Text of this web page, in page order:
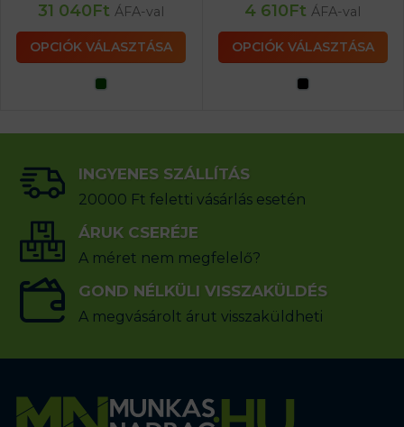
31 040Ft ÁFA-val
OPCIÓK VÁLASZTÁSA
4 610Ft ÁFA-val
OPCIÓK VÁLASZTÁSA
INGYENES SZÁLLÍTÁS
20000 Ft feletti vásárlás esetén
ÁRUK CSERÉJE
A méret nem megfelelő?
GOND NÉLKÜLI VISSZAKÜLDÉS
A megvásárolt árut visszaküldheti